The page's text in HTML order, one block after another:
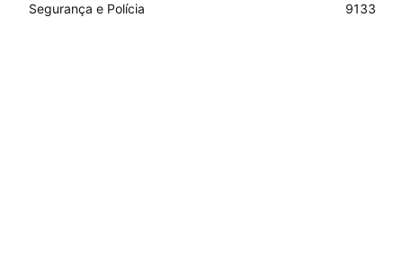
Segurança e Polícia
9133